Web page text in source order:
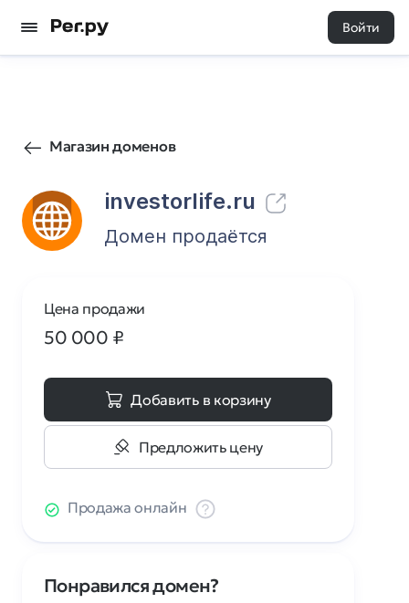
Войти
Магазин доменов
investorlife.ru
49 0
Домен продаётся
Цена продажи
50 000 ₽
Добавить в корзину
Предложить цену
Продажа онлайн
Понравился домен?